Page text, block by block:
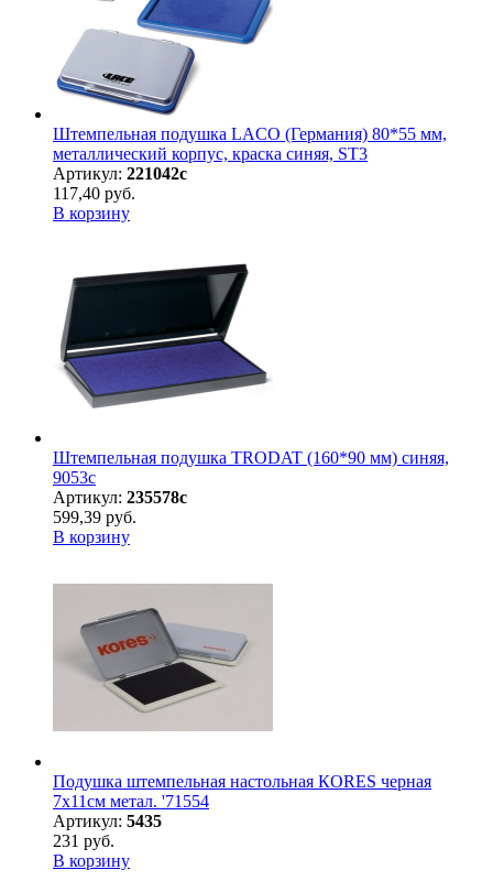
Штемпельная подушка LACO (Германия) 80*55 мм,
металлический корпус, краска синяя, ST3
Артикул: 221042с
117,40 руб.
В корзину
Штемпельная подушка TRODAT (160*90 мм) синяя,
9053с
Артикул: 235578с
599,39 руб.
В корзину
Подушка штемпельная настольная КORES черная
7х11см метал. '71554
Артикул: 5435
231 руб.
В корзину